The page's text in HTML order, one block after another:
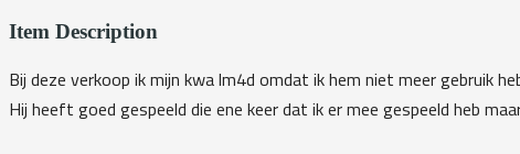
Item Description
Bij deze verkoop ik mijn kwa lm4d omdat ik hem niet meer gebruik
Hij heeft goed gespeeld die ene keer dat ik er mee gespeeld heb